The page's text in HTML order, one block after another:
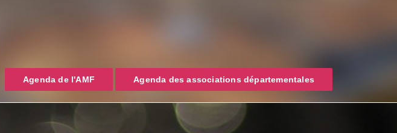
Agenda de l'AMF Agenda des associations départementales